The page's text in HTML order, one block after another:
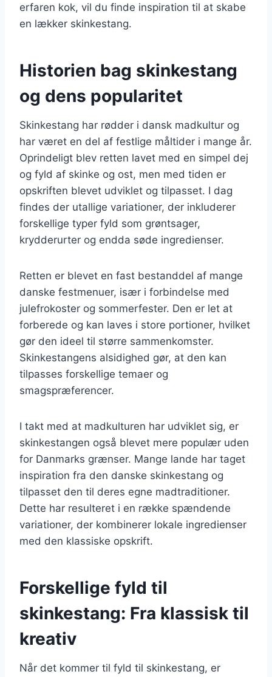
erfaren kok, vil du finde inspiration til at skabe
en lækker skinkestang.
Historien bag skinkestang
og dens popularitet
Skinkestang har rødder i dansk madkultur og
har været en del af festlige måltider i mange år.
Oprindeligt blev retten lavet med en simpel dej
og fyld af skinke og ost, men med tiden er
opskriften blevet udviklet og tilpasset. I dag
findes der utallige variationer, der inkluderer
forskellige typer fyld som grøntsager,
krydderurter og endda søde ingredienser.
Retten er blevet en fast bestanddel af mange
danske festmenuer, især i forbindelse med
julefrokoster og sommerfester. Den er let at
forberede og kan laves i store portioner, hvilket
gør den ideel til større sammenkomster.
Skinkestangens alsidighed gør, at den kan
tilpasses forskellige temaer og
smagspræferencer.
I takt med at madkulturen har udviklet sig, er
skinkestangen også blevet mere populær uden
for Danmarks grænser. Mange lande har taget
inspiration fra den danske skinkestang og
tilpasset den til deres egne madtraditioner.
Dette har resulteret i en række spændende
variationer, der kombinerer lokale ingredienser
med den klassiske opskrift.
Forskellige fyld til
skinkestang: Fra klassisk til
kreativ
Når det kommer til fyld til skinkestang, er